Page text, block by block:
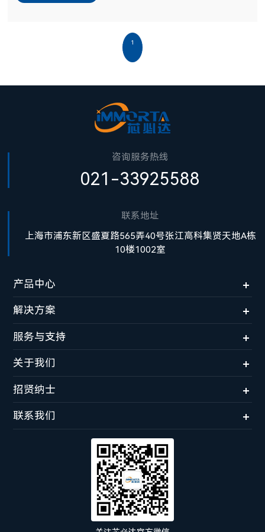
1
咨询服务热线
021-33925588
联系地址
上海市浦东新区盛夏路565弄40号张江高科集贤天地A栋
10楼1002室
产品中心
解决方案
服务与支持
关于我们
招贤纳士
联系我们